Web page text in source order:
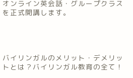
オンライン英会話・グループクラス
を正式開講します。
バイリンガルのメリット・デメリッ
トとは？バイリンガル教育の全て！